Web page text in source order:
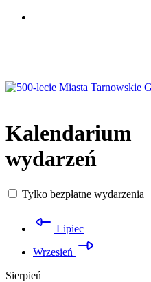
Kalendarium
wydarzeń
Tylko bezpłatne wydarzenia
Lipiec
Wrzesień
Sierpień